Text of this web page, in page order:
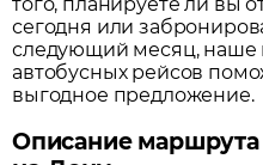
сегодня или
следующий месяц, наше
автобусных рейсов
выгодное предложение.
Описание маршрута